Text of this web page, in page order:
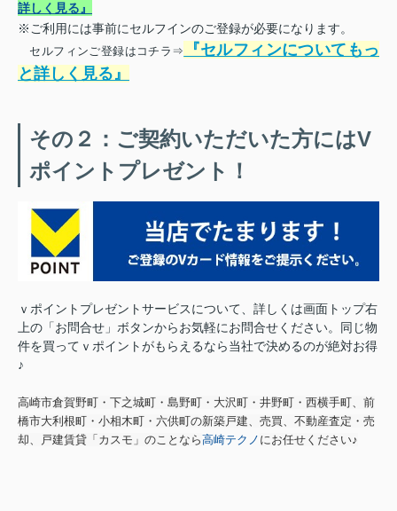
詳しく見る』
※ご利用には事前にセルフインのご登録が必要になります。
セルフィンご登録はコチラ⇒
『セルフィンについてもっ
と詳しく見る』
その２：ご契約いただいた方にはV
ポイントプレゼント！
ｖポイントプレゼントサービスについて、詳しくは画面トップ右
上の「お問合せ」ボタンからお気軽にお問合せください。 同じ物
件を買ってｖポイントがもらえるなら当社で決めるのが絶対お得
♪
高崎市倉賀野町・下之城町・島野町・大沢町・井野町・西横手町、前
橋市大利根町・小相木町・六供町の新築戸建、売買、不動産査定・売
却、戸建賃貸「カスモ」のことなら高崎テクノ にお任せください♪